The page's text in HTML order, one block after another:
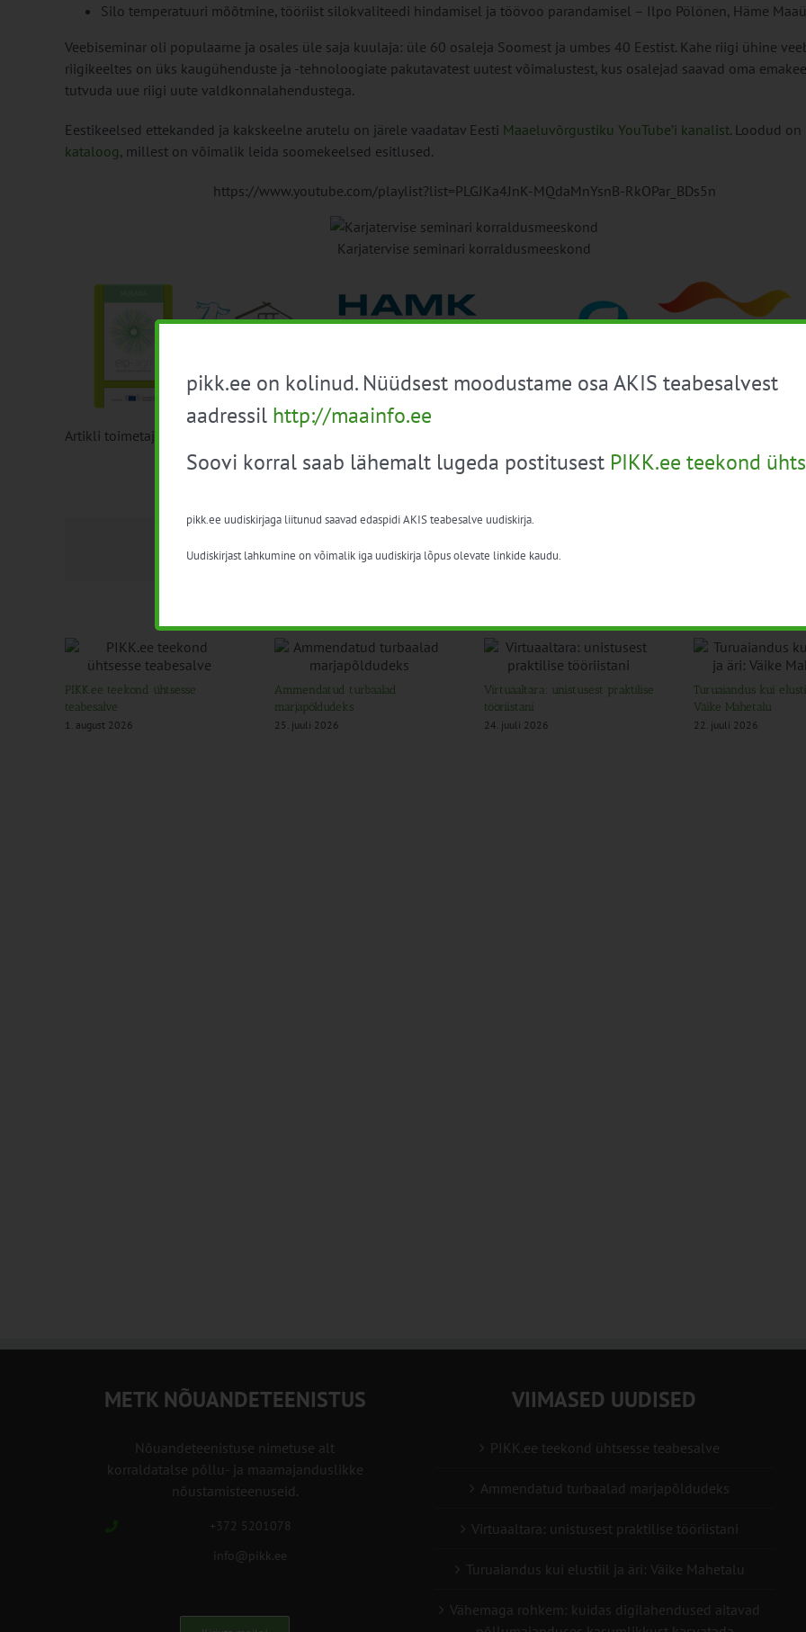
Silo temperatuuri mõõtmine, tööriist silokvaliteedi hindamisel ja töövoo parandamisel – Ilpo Pölönen, Häme
Veebiseminar oli populaarne ja osales üle saja kuulaja: üle 60 osaleja Soomest ja umbes 40 Eestist. Kahe riigi ühine
riigikeeltes on üks kaugühenduste ja -tehnoloogiate pakutavatest uutest võimalustest, kus osalejad saavad oma
tutvuda uue riigi uute valdkonnalahendustega.
Eestikeelsed ettekanded ja kakskeelne arutelu on järele vaadatav Eesti Maaeluvõrgustiku YouTube’i kanalist. Loodud on
kataloog, millest on võimalik leida soomekeelsed esitlused.
https://www.youtube.com/playlist?list=PLGJKa4JnK-MQdaMnYsnB-RkOPar_BDs5n
Karjatervise seminari korraldusmeeskond
Artikli toimetaja: Hanna Tamsalu
PIKK.ee teekond ühtsesse
teabesalve
1. august 2026
Ammendatud turbaalad
marjapõldudeks
25. juuli 2026
Virtuaaltara: unistusest praktilise
tööriistani
24. juuli 2026
Turuaiandus kui
Väike Mahetalu
22. juuli 2026
METK NÕUANDETEENISTUS
Nõuandeteenistuse nimetuse alt
korraldatalse põllu- ja maamajanduslikke
nõustamisteenuseid.
+372 5201078
info@pikk.ee
VIIMASED UUDISED
PIKK.ee teekond ühtsesse teabesalve
Ammendatud turbaalad marjapõldudeks
Virtuaaltara: unistusest praktilise tööriistani
Turuaiandus kui elustiil ja äri: Väike Mahetalu
Vähemaga rohkem: kuidas digilahendused aitavad
pikk.ee on kolinud. Nüüdsest moodustame osa AKIS teabesalvest
aadressil http://maainfo.ee
Soovi korral saab lähemalt lugeda postitusest PIKK.ee teekond
pikk.ee uudiskirjaga liitunud saavad edaspidi AKIS teabesalve uudiskirja.
Uudiskirjast lahkumine on võimalik iga uudiskirja lõpus olevate linkide kaudu.